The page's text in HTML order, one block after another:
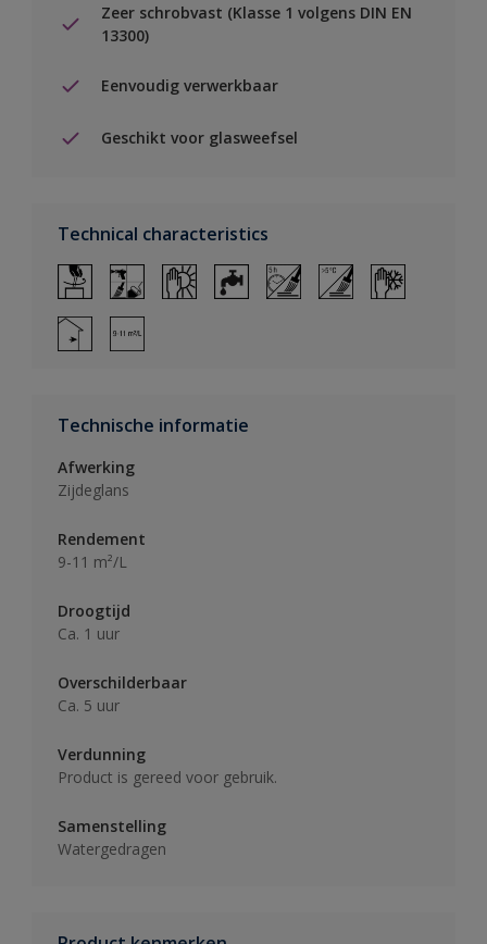
Zeer schrobvast (Klasse 1 volgens DIN EN
13300)
Eenvoudig verwerkbaar
Geschikt voor glasweefsel
Technical characteristics
Technische informatie
Afwerking
Zijdeglans
Rendement
9-11 m²/L
Droogtijd
Ca. 1 uur
Overschilderbaar
Ca. 5 uur
Verdunning
Product is gereed voor gebruik.
Samenstelling
Watergedragen